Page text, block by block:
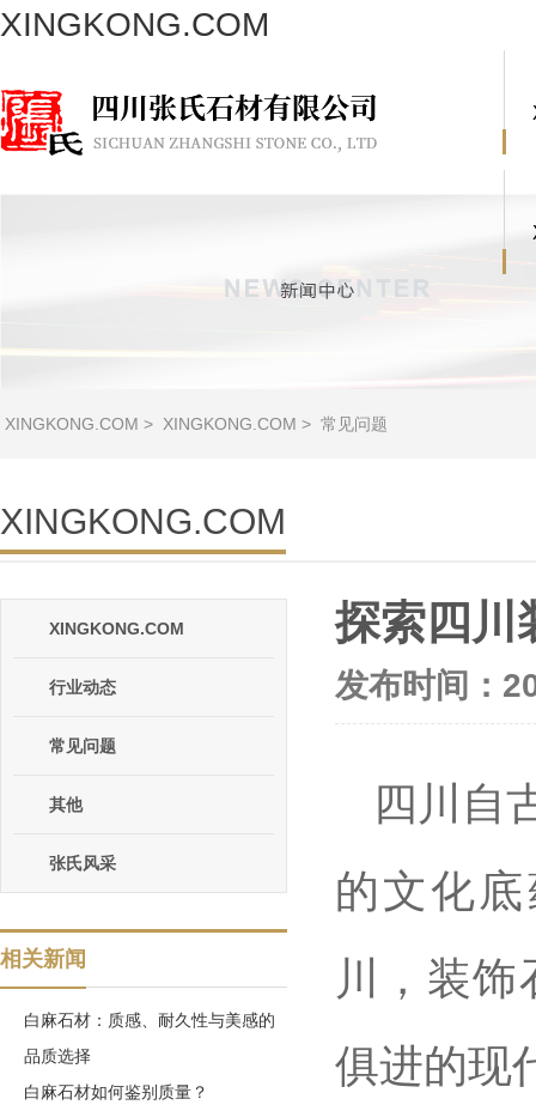
XINGKONG.COM
XINGKONG.COM > XINGKONG.COM > 常见问题
XINGKONG.COM
XINGKONG.COM
行业动态
常见问题
其他
张氏风采
相关新闻
白麻石材：质感、耐久性与美感的
品质选择
白麻石材如何鉴别质量？
探索四川
发布时间：
四川自
的文化
川，装
俱进的现